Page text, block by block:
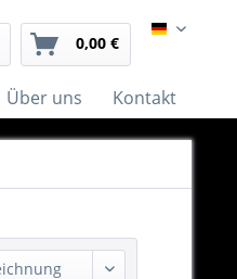
0,00 € German
Über uns Kontakt